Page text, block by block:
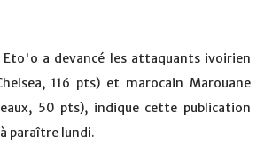
Eto'o a devancé les attaquants ivoirien
116 pts) et marocain Marouane
50 pts), indique cette publication
paraître lundi.